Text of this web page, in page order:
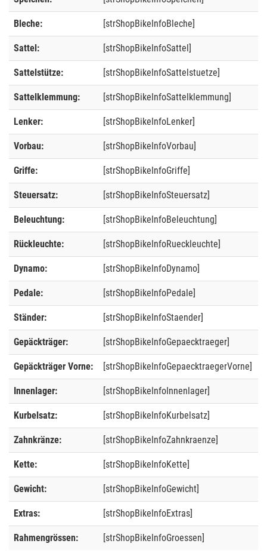
Bleche: [strShopBikeInfoBleche]
Sattel: [strShopBikeInfoSattel]
Sattelstütze: [strShopBikeInfoSattelstuetze]
Sattelklemmung: [strShopBikeInfoSattelklemmung]
Lenker: [strShopBikeInfoLenker]
Vorbau: [strShopBikeInfoVorbau]
Griffe: [strShopBikeInfoGriffe]
Steuersatz: [strShopBikeInfoSteuersatz]
Beleuchtung: [strShopBikeInfoBeleuchtung]
Rückleuchte: [strShopBikeInfoRueckleuchte]
Dynamo: [strShopBikeInfoDynamo]
Pedale: [strShopBikeInfoPedale]
Ständer: [strShopBikeInfoStaender]
Gepäckträger: [strShopBikeInfoGepaecktraeger]
Gepäckträger Vorne: [strShopBikeInfoGepaecktraegerVorne]
Innenlager: [strShopBikeInfoInnenlager]
Kurbelsatz: [strShopBikeInfoKurbelsatz]
Zahnkränze: [strShopBikeInfoZahnkraenze]
Kette: [strShopBikeInfoKette]
Gewicht: [strShopBikeInfoGewicht]
Extras: [strShopBikeInfoExtras]
Rahmengrössen: [strShopBikeInfoGroessen]